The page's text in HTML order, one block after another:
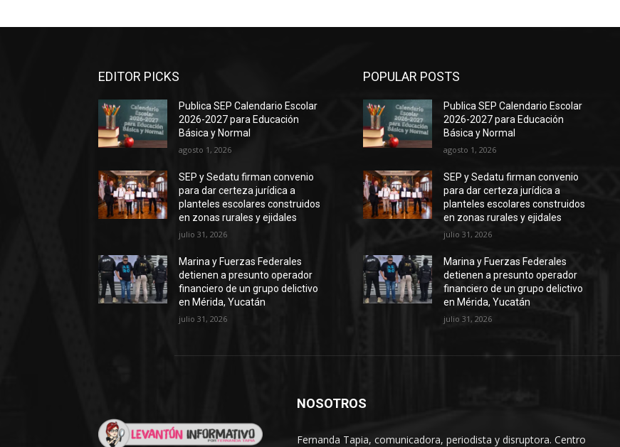
EDITOR PICKS
Publica SEP Calendario Escolar
2026-2027 para Educación
Básica y Normal
agosto 1, 2026
SEP y Sedatu firman convenio
para dar certeza jurídica a
planteles escolares construidos
en zonas rurales y ejidales
julio 31, 2026
Marina y Fuerzas Federales
detienen a presunto operador
financiero de un grupo delictivo
en Mérida, Yucatán
julio 31, 2026
POPULAR POSTS
Publica SEP Calendario Escolar
2026-2027 para Educación
Básica y Normal
agosto 1, 2026
SEP y Sedatu firman convenio
para dar certeza jurídica a
planteles escolares construidos
en zonas rurales y ejidales
julio 31, 2026
Marina y Fuerzas Federales
detienen a presunto operador
financiero de un grupo delictivo
en Mérida, Yucatán
julio 31, 2026
NOSOTROS
Fernanda Tapia, comunicadora, periodista y disruptora. Centro